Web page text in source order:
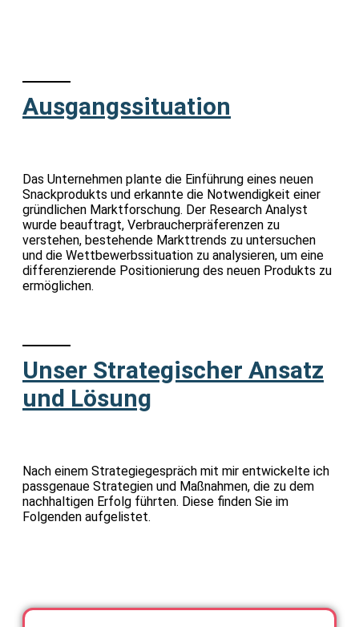
Ausgangssituation
Das Unternehmen plante die Einführung eines neuen
Snackprodukts und erkannte die Notwendigkeit einer
gründlichen Marktforschung. Der Research Analyst
wurde beauftragt, Verbraucherpräferenzen zu
verstehen, bestehende Markttrends zu untersuchen
und die Wettbewerbssituation zu analysieren, um eine
differenzierende Positionierung des neuen Produkts zu
ermöglichen.
Unser Strategischer Ansatz
und Lösung
Nach einem Strategiegespräch mit mir entwickelte ich
passgenaue Strategien und Maßnahmen, die zu dem
nachhaltigen Erfolg führten. Diese finden Sie im
Folgenden aufgelistet.